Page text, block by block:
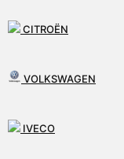
CITROËN
VOLKSWAGEN
IVECO
SLUŽBY
AKO PRACUJEME
MÔJ ÚČET